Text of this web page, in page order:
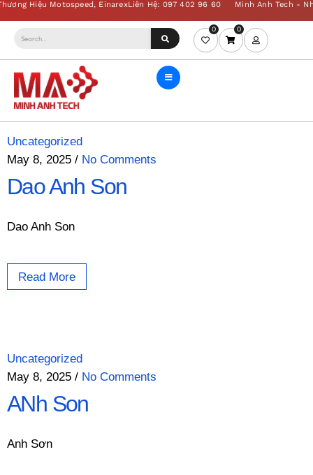
0 0
Uncategorized
May 8, 2025 / No Comments
Dao Anh Son
Dao Anh Son
Read More
Uncategorized
May 8, 2025 / No Comments
ANh Son
Anh Sơn